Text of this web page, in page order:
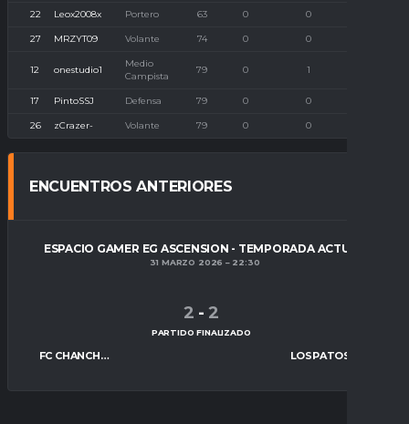
22 Leox2008x Portero 63 0 0
27 MRZYT09 Volante 74 0 0
12 onestudio1
Medio
Campista
79 0 1
17 PintoSSJ Defensa 79 0 0
26 zCrazer- Volante 79 0 0
ENCUENTROS ANTERIORES
ESPACIO GAMER EG ASCENSION - TEMPORADA ACTUAL
31 MARZO 2026 22:30
FC CHANCHITOS
2 - 2
PARTIDO FINALIZADO